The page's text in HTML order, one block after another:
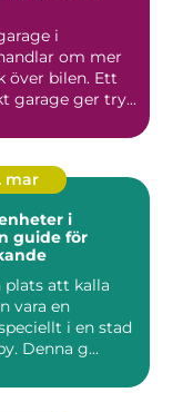
i
om mer
över bilen. Ett
garage ger try...
mar
i
guide för
att kalla
vara en
i en stad
Denna g...